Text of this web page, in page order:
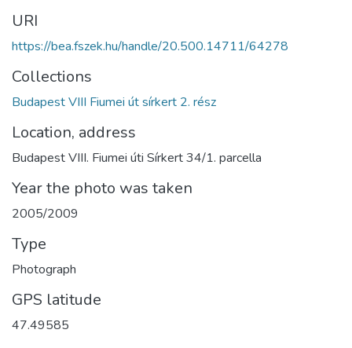
URI
https://bea.fszek.hu/handle/20.500.14711/64278
Collections
Budapest VIII Fiumei út sírkert 2. rész
Location, address
Budapest VIII. Fiumei úti Sírkert 34/1. parcella
Year the photo was taken
2005/2009
Type
Photograph
GPS latitude
47.49585